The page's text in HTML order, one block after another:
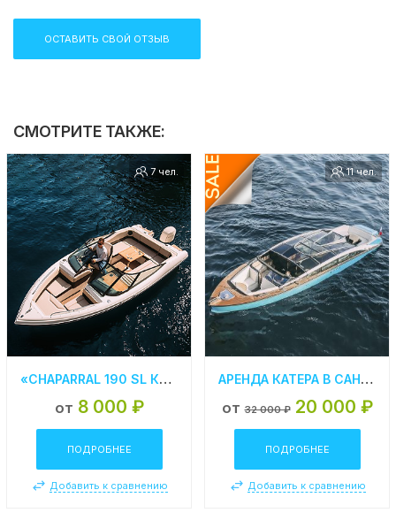
ОСТАВИТЬ СВОЙ ОТЗЫВ
СМОТРИТЕ ТАКЖЕ:
7 чел.
«CHAPARRAL 190 SL КРОХАЛЬ» АРЕНДА КАТЕРА В СПБ
от 8 000 ₽
ПОДРОБНЕЕ
Добавить к сравнению
11 чел.
АРЕНДА КАТЕРА В САНКТ-ПЕТЕРБУРГЕ «ЯЛТА»
от 32 000 ₽ 20 000 ₽
ПОДРОБНЕЕ
Добавить к сравнению